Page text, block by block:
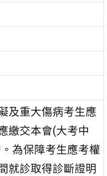
及重大傷病考生應
繳交本會(大考中
為保障考生應考權
就診取得診斷證明